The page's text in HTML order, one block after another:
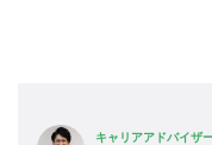
キャリアアドバイザ